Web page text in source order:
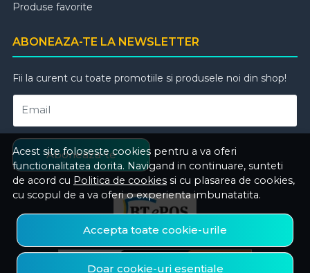
Acest site foloseste cookies pentru a va oferi
functionalitatea dorita. Navigand in continuare, sunteti
de acord cu Politica de cookies si cu plasarea de cookies,
cu scopul de a va oferi o experienta imbunatatita.
Accepta toate cookie-urile
Doar cookie-uri esentiale
Produse favorite
ABONEAZA-TE LA NEWSLETTER
Fii la curent cu toate promotiile si produsele noi din shop!
Email
Aboneaza-te